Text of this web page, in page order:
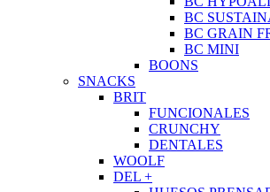
BC
BC GRAIN
BC MINI
BOONS
SNACKS
BRIT
FUNCIONALES
CRUNCHY
DENTALES
WOOLF
DEL +